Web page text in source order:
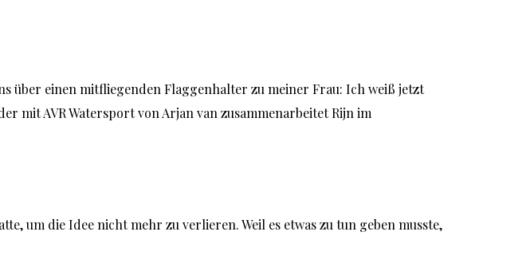
über einen mitfliegenden Flaggenhalter zu meiner Frau: Ich weiß jetzt
mit AVR Watersport von Arjan van zusammenarbeitet Rijn im